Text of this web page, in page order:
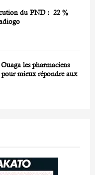
du PND : 22 %
les pharmaciens
pour mieux répondre aux